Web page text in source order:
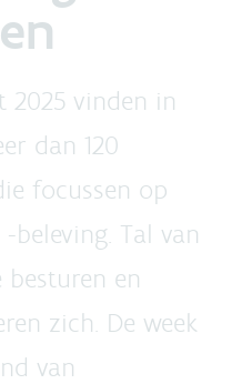
2025 vinden in
dan 120
focussen op
beleving. Tal van
besturen en
zich. De week
van